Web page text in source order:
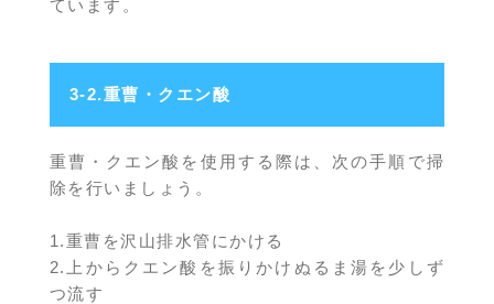
ています。
3-2.重曹・クエン酸
重曹・クエン酸を使用する際は、次の手順で掃
除を行いましょう。
1.重曹を沢山排水管にかける
2.上からクエン酸を振りかけぬるま湯を少しず
つ流す